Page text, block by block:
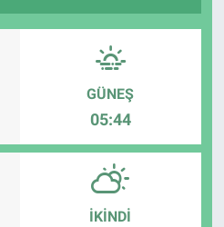
GÜNEŞ
05:44
İKINDI